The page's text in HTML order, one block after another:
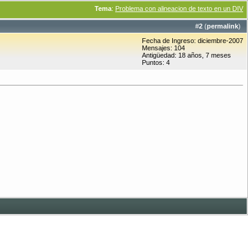
Tema: Problema con alineacion de texto en un DIV
#2 (permalink)
Fecha de Ingreso: diciembre-2007
Mensajes: 104
Antigüedad: 18 años, 7 meses
Puntos: 4